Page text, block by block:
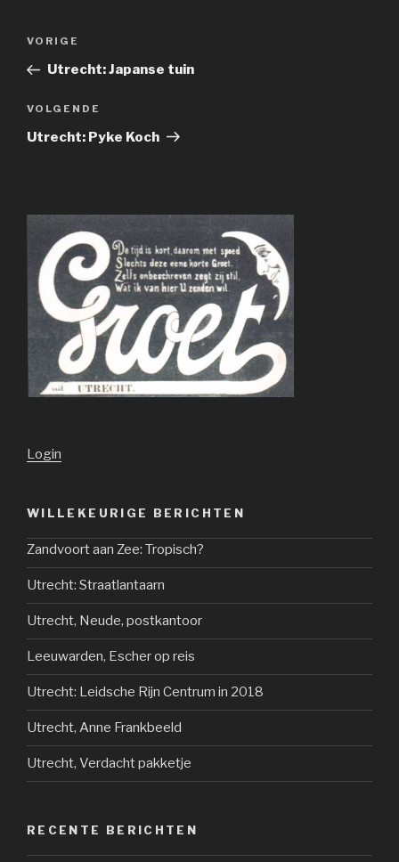
Vorig
bericht
VORIGE
Utrecht: Japanse tuin
Volgend
bericht
VOLGENDE
Utrecht: Pyke Koch
Login
WILLEKEURIGE BERICHTEN
Zandvoort aan Zee: Tropisch?
Utrecht: Straatlantaarn
Utrecht, Neude, postkantoor
Leeuwarden, Escher op reis
Utrecht: Leidsche Rijn Centrum in 2018
Utrecht, Anne Frankbeeld
Utrecht, Verdacht pakketje
RECENTE BERICHTEN